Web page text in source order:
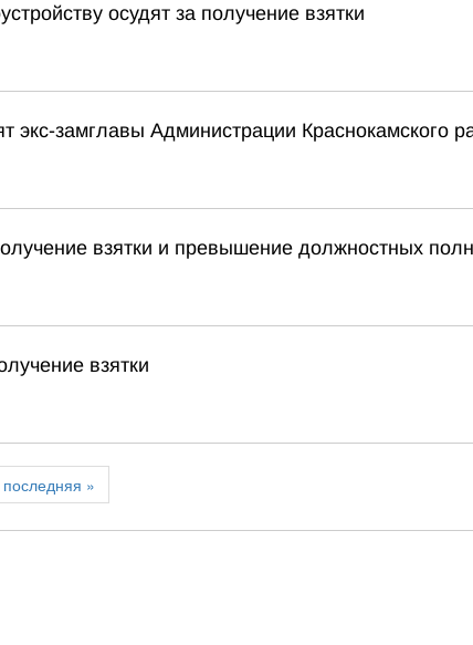
осудят за получение взятки
экс-замглавы Администрации Краснокамского
взятки и превышение должностных
взятки
последняя »